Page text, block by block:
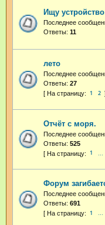
Ищу
Последнее
Ответы: 11
лето
Последнее
Ответы: 27
1 2
Отчёт с моря.
Последнее
Ответы: 525
1
Форум
Последнее
Ответы: 691
1 …